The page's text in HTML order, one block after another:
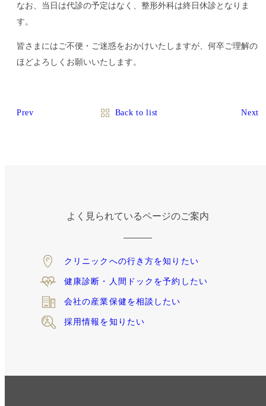
なお、当日は代診の予定はなく、整形外科は終日休診となりま
す。
皆さまにはご不便・ご迷惑をおかけいたしますが、何卒ご理解の
ほどよろしくお願いいたします。
Prev Back to list Next
よく見られているページのご案内
クリニックへの行き方を知りたい
健康診断・人間ドックを予約したい
会社の産業保健を相談したい
採用情報を知りたい